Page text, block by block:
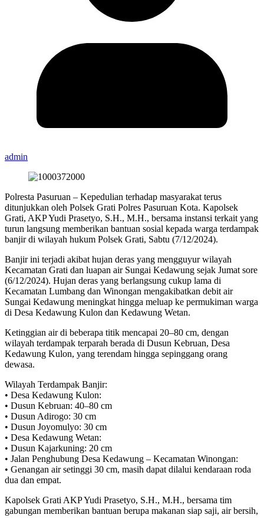
admin
Polresta Pasuruan – Kepedulian terhadap masyarakat terus
ditunjukkan oleh Polsek Grati Polres Pasuruan Kota. Kapolsek
Grati, AKP Yudi Prasetyo, S.H., M.H., bersama instansi terkait yang
turun langsung memberikan bantuan sosial kepada warga terdampak
banjir di wilayah hukum Polsek Grati, Sabtu (7/12/2024).
Banjir ini terjadi akibat hujan deras yang mengguyur wilayah
Kecamatan Grati dan luapan air Sungai Kedawung sejak Jumat sore
(6/12/2024). Hujan deras yang berlangsung cukup lama di
Kecamatan Lumbang dan Winongan mengakibatkan debit air
Sungai Kedawung meningkat hingga meluap ke permukiman warga
di Desa Kedawung Kulon dan Kedawung Wetan.
Ketinggian air di beberapa titik mencapai 20–80 cm, dengan
wilayah terdampak terparah berada di Dusun Kebruan, Desa
Kedawung Kulon, yang terendam hingga sepinggang orang
dewasa.
Wilayah Terdampak Banjir:
• Desa Kedawung Kulon:
• Dusun Kebruan: 40–80 cm
• Dusun Adirogo: 30 cm
• Dusun Joyomulyo: 30 cm
• Desa Kedawung Wetan:
• Dusun Kajarkuning: 20 cm
• Jalan Penghubung Desa Kedawung – Kecamatan Winongan:
• Genangan air setinggi 30 cm, masih dapat dilalui kendaraan roda
dua dan empat.
Kapolsek Grati AKP Yudi Prasetyo, S.H., M.H., bersama tim
gabungan memberikan bantuan berupa makanan siap saji, air bersih,